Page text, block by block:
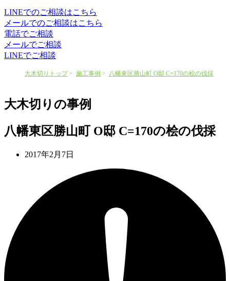
LINEでのご相談はこちら
メールでのご相談はこちら
電話でご相談
メールでご相談
LINEでご相談
大木切りトップ 施工事例 八幡東区勝山町 O邸 C=170の桧の伐採
大木切りの事例
八幡東区勝山町 O邸 C=170の桧の伐採
2017年2月7日